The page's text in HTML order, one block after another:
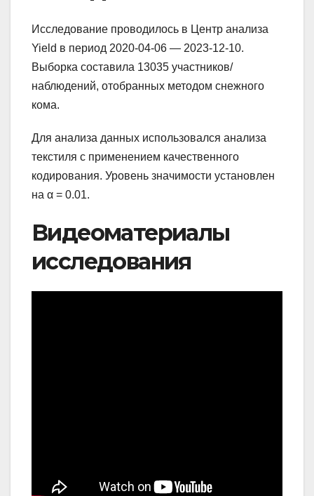
Исследование проводилось в Центр анализа
Yield в период 2020-04-06 — 2023-12-10.
Выборка составила 13035 участников/
наблюдений, отобранных методом снежного
кома.
Для анализа данных использовался анализа
текстиля с применением качественного
кодирования. Уровень значимости установлен
на α = 0.01.
Видеоматериалы
исследования